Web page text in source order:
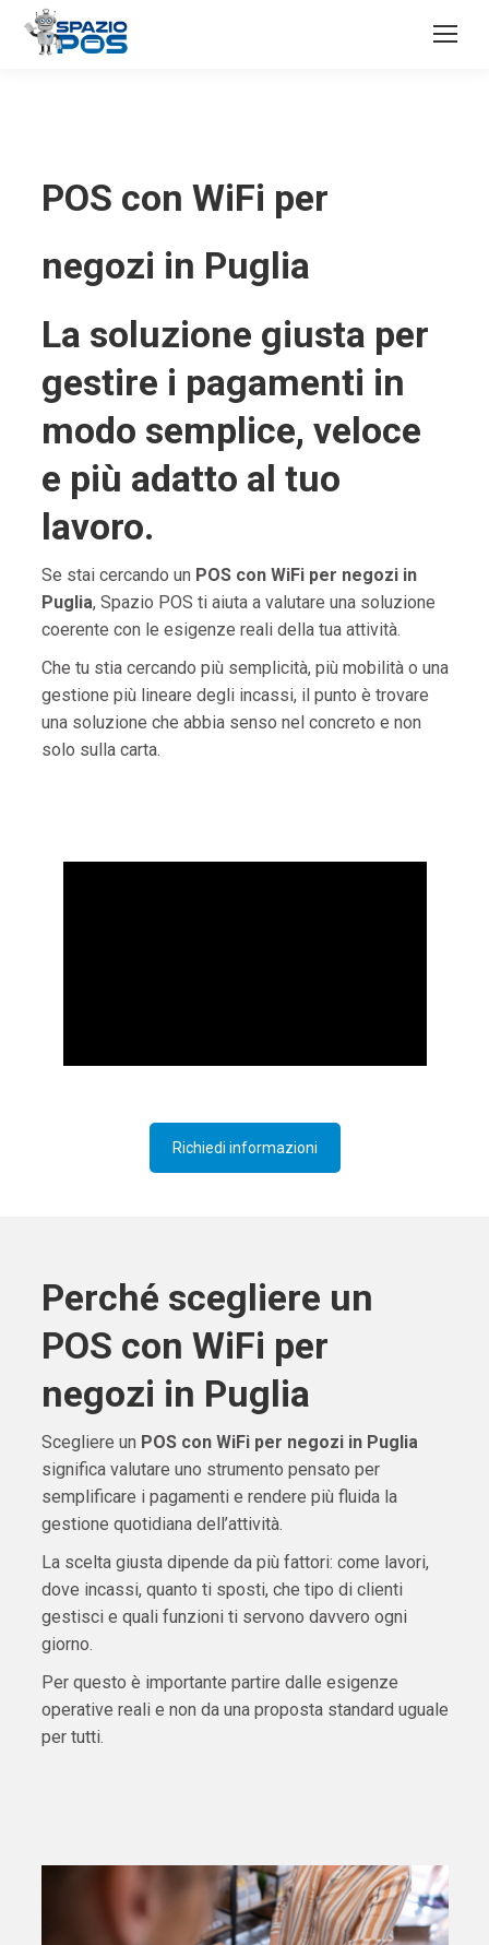
POS con WiFi per
negozi in Puglia
La soluzione giusta per
gestire i pagamenti in
modo semplice, veloce
e più adatto al tuo
lavoro.
Se stai cercando un POS con WiFi per negozi in
Puglia, Spazio POS ti aiuta a valutare una soluzione
coerente con le esigenze reali della tua attività.
Che tu stia cercando più semplicità, più mobilità o una
gestione più lineare degli incassi, il punto è trovare
una soluzione che abbia senso nel concreto e non
solo sulla carta.
Richiedi informazioni
Perché scegliere un
POS con WiFi per
negozi in Puglia
Scegliere un POS con WiFi per negozi in Puglia
significa valutare uno strumento pensato per
semplificare i pagamenti e rendere più fluida la
gestione quotidiana dell’attività.
La scelta giusta dipende da più fattori: come lavori,
dove incassi, quanto ti sposti, che tipo di clienti
gestisci e quali funzioni ti servono davvero ogni
giorno.
Per questo è importante partire dalle esigenze
operative reali e non da una proposta standard uguale
per tutti.